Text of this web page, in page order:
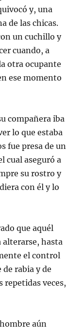
y, una
de las chicas.
un cuchillo y
cuando, a
otra ocupante
ese momento
compañera iba
lo que estaba
fue presa de un
cual aseguró a
su rostro y
con él y lo
que aquél
alterarse, hasta
el control
rabia y de
repetidas veces,
aún